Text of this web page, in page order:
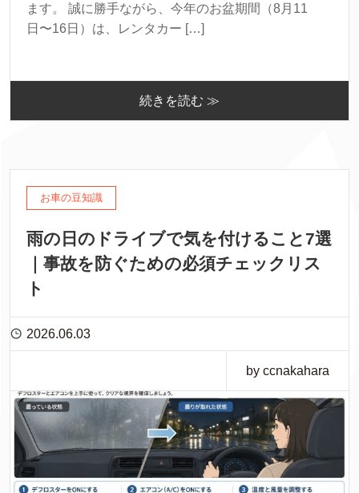
ます。 誠に勝手ながら、今年のお盆期間（8月11
日〜16日）は、レンタカー […]
続きを読む ≫
お車の豆知識
雨の日のドライブで気を付けること7選
｜事故を防ぐための必須チェックリス
ト
2026.06.03
by ccnakahara